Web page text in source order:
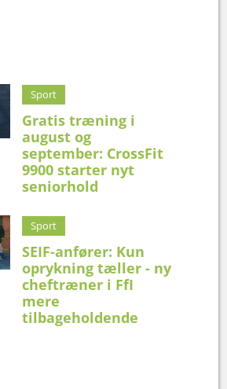
Sport
Gratis træning i
august og
september: CrossFit
9900 starter nyt
seniorhold
Sport
SEIF-anfører: Kun
oprykning tæller - ny
cheftræner i FfI
mere
tilbageholdende